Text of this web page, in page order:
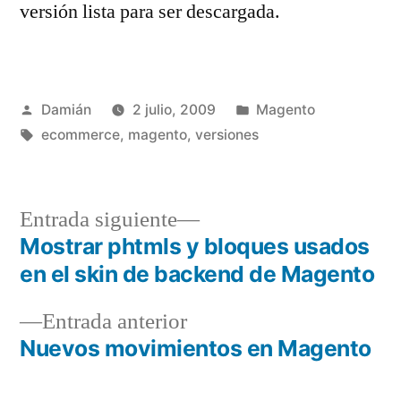
versión lista para ser descargada.
Publicado
por
Damián 2 julio, 2009
Publicado
en
Magento
Etiquetas:
ecommerce, magento, versiones
Navegación
entradas
Entrada anteriorEntrada
anterior:
Nuevos movimientos en Magento
Entrada siguiente
Entrada
siguiente:
Mostrar phtmls y bloques usados
en el skin de backend de Magento